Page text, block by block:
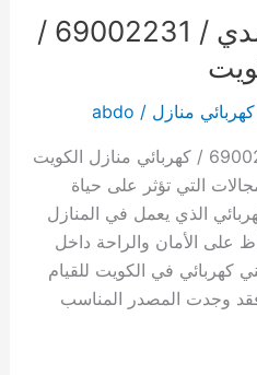
فني كهربائي الاحمدي / 69002231 /
منازل /
abdo
فني كهربائي الاحمدي / 69002231 / كهربائي منازل الكويت
التي تؤثر على حياة
الذي يعمل في المنازل
على الأمان والراحة داخل
كهربائي في الكويت للقيام
وجدت المصدر المناسب